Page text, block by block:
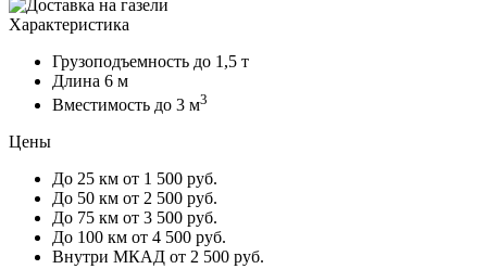
Характеристика
Грузоподъемность до 1,5 т
Длина 6 м
Вместимость до 3 м3
Цены
До 25 км от 1 500 руб.
До 50 км от 2 500 руб.
До 75 км от 3 500 руб.
До 100 км от 4 500 руб.
Внутри МКАД от 2 500 руб.